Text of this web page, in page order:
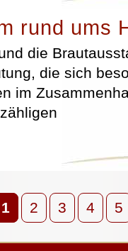
rund ums
die
die sich
im
1 2 3 4 5